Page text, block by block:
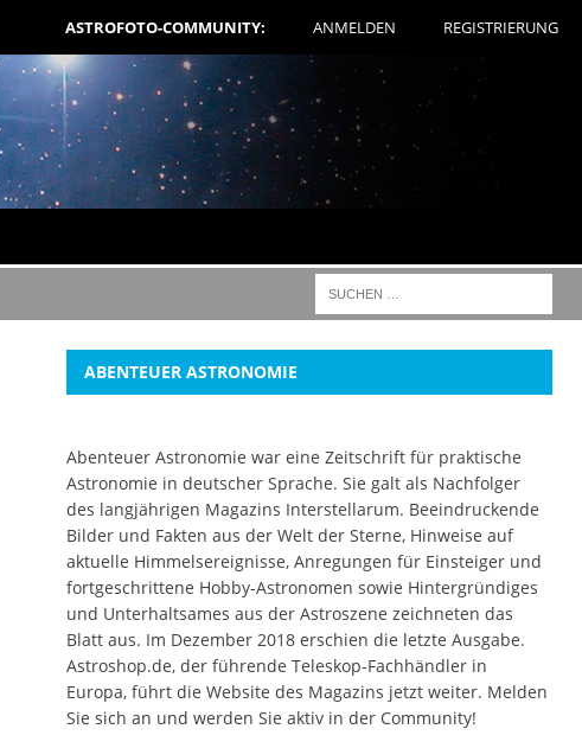
ASTROFOTO-COMMUNITY: ANMELDEN REGISTRIERUNG
ABENTEUER ASTRONOMIE
Abenteuer Astronomie war eine Zeitschrift für praktische
Astronomie in deutscher Sprache. Sie galt als Nachfolger
des langjährigen Magazins Interstellarum. Beeindruckende
Bilder und Fakten aus der Welt der Sterne, Hinweise auf
aktuelle Himmelsereignisse, Anregungen für Einsteiger und
fortgeschrittene Hobby-Astronomen sowie Hintergründiges
und Unterhaltsames aus der Astroszene zeichneten das
Blatt aus. Im Dezember 2018 erschien die letzte Ausgabe.
Astroshop.de, der führende Teleskop-Fachhändler in
Europa, führt die Website des Magazins jetzt weiter. Melden
Sie sich an und werden Sie aktiv in der Community!